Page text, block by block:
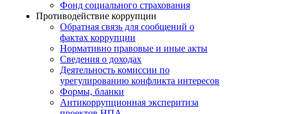
Фонд социального страхования
Противодействие коррупции
Обратная связь для сообщений о
фактах коррупции
Нормативно правовые и иные акты
Сведения о доходах
Деятельность комиссии по
урегулированию конфликта интересов
Формы, бланки
Антикоррупционная эксперитиза